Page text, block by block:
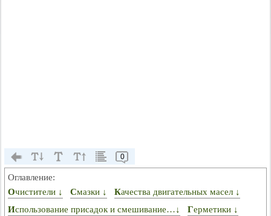
0
Оглавление:
Очистители ↓
Смазки ↓
Качества двигательных масел ↓
Использование присадок и смешивание…↓
Герметики ↓